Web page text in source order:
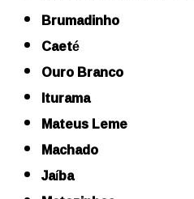
Brumadinho
Caeté
Ouro Branco
Iturama
Mateus Leme
Machado
Jaíba